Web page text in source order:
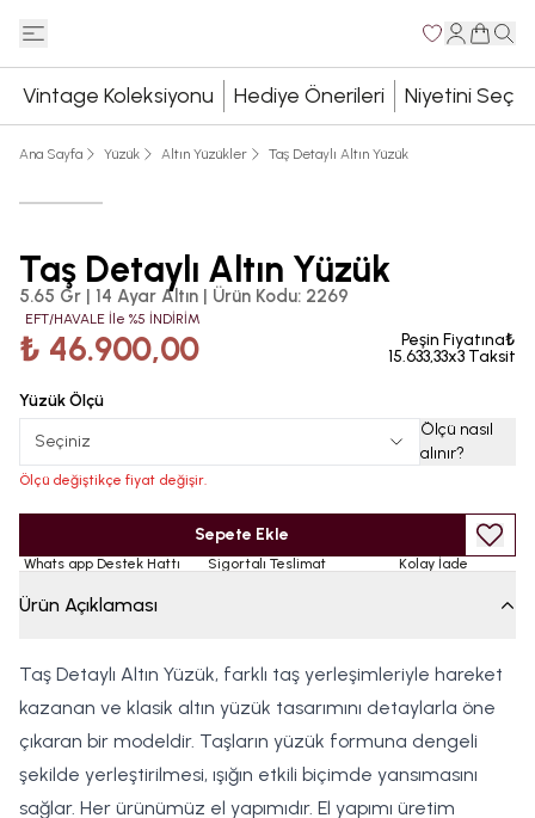
Vintage Koleksiyonu Hediye Önerileri Niyetini Seç
Ana Sayfa Yüzük Altın Yüzükler Taş Detaylı Altın Yüzük
Taş Detaylı Altın Yüzük
5.65 Gr | 14 Ayar Altın | Ürün Kodu: 2269
EFT/HAVALE İle %5 İNDİRİM
₺ 46.900,00
Peşin Fiyatına₺
15.633,33x3 Taksit
Yüzük Ölçü
Seçiniz
Ölçü nasıl
alınır?
Ölçü değiştikçe fiyat değişir.
Sepete Ekle
Whats app Destek Hattı Sigortalı Teslimat Kolay İade
Ürün Açıklaması
Taş Detaylı Altın Yüzük, farklı taş yerleşimleriyle hareket
kazanan ve klasik altın yüzük tasarımını detaylarla öne
çıkaran bir modeldir. Taşların yüzük formuna dengeli
şekilde yerleştirilmesi, ışığın etkili biçimde yansımasını
sağlar. Her ürünümüz el yapımıdır. El yapımı üretim